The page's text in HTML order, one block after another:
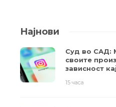
Најнови
Суд во САД:
своите
зависност
15 часа